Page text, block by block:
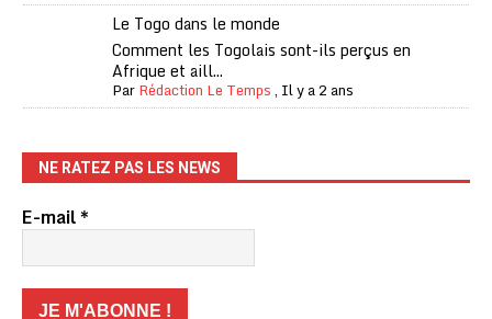
Le Togo dans le monde
Comment les Togolais sont-ils perçus en
Afrique et aill...
ParRédaction Le Temps, Il y a 2 ans
NE RATEZ PAS LES NEWS
E-mail*